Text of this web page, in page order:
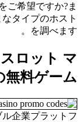
ご希望ですか?ま
タイプのホスト
を調べます。
ロット マ
無料ゲーム
企業プラットフ